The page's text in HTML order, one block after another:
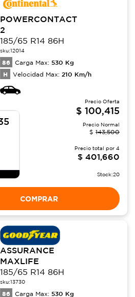
POWERCONTACT
2
185/65 R14 86H
sku:12014
86 Carga Max: 530 Kg
H Velocidad Max: 210 Km/h
Precio Oferta
$ 100,415
Precio Normal
$ 143,500
Precio total por 4
$ 401,660
Stock:20
COMPRAR
ASSURANCE
MAXLIFE
185/65 R14 86H
sku:13730
86 Carga Max: 530 Kg